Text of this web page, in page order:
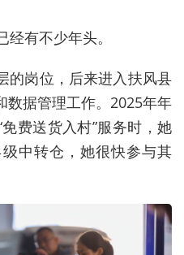
有不少年头。
的岗位，后来进入扶风县
数据管理工作。2025年年
费送货入村”服务时，她
中转仓，她很快参与其